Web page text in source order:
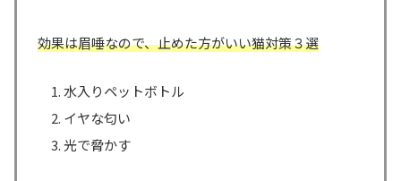
効果は眉唾なので、止めた方がいい猫対策３選
水入りペットボトル
イヤな匂い
光で脅かす